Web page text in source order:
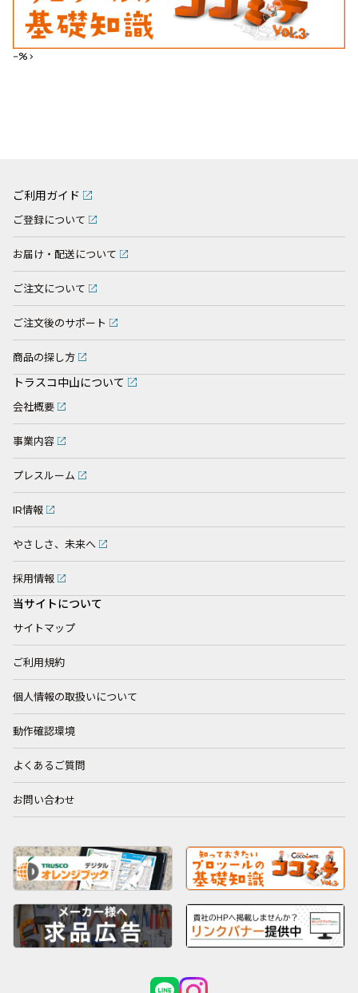
--%>
ご利用ガイド
ご登録について
お届け・配送について
ご注文について
ご注文後のサポート
商品の探し方
トラスコ中山について
会社概要
事業内容
プレスルーム
IR情報
やさしさ、未来へ
採用情報
当サイトについて
サイトマップ
ご利用規約
個人情報の取扱いについて
動作確認環境
よくあるご質問
お問い合わせ